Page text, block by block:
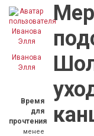
Иванова
Элля
Время
для
прочтения
менее